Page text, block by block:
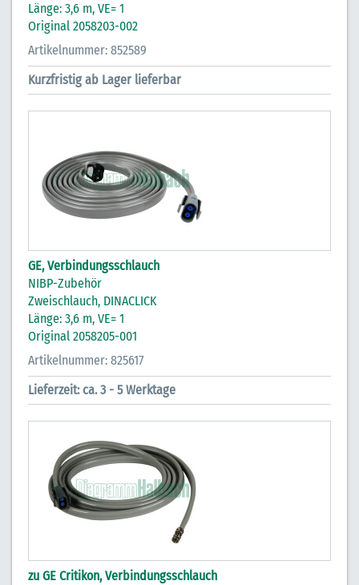
Länge: 3,6 m, VE= 1
Original 2058203-002
Artikelnummer: 852589
Kurzfristig ab Lager lieferbar
GE, Verbindungsschlauch
NIBP-Zubehör
Zweischlauch, DINACLICK
Länge: 3,6 m, VE= 1
Original 2058205-001
Artikelnummer: 825617
Lieferzeit: ca. 3 - 5 Werktage
zu GE Critikon, Verbindungsschlauch